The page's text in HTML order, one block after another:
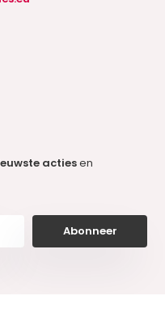
actiesen
Abonneer